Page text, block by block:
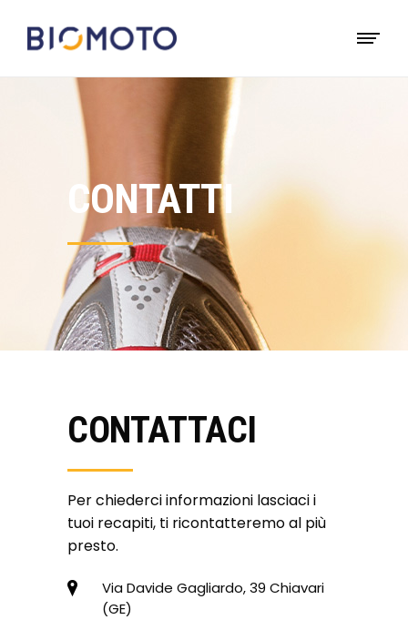
CONTATTI
CONTATTACI
Per chiederci informazioni lasciaci i
tuoi recapiti, ti ricontatteremo al più
presto.
Via Davide Gagliardo, 39 Chiavari
(GE)